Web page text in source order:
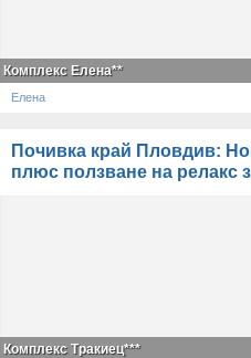
Комплекс Елена**
Елена
Почивка край Пловдив:
плюс ползване на релакс
Комплекс Тракиец***